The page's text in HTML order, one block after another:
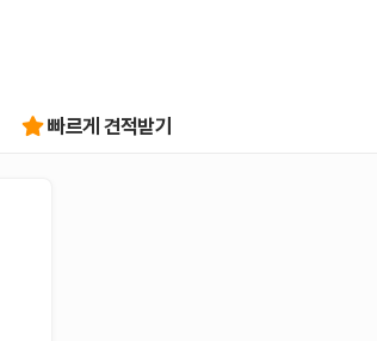
빠르게 견적받기